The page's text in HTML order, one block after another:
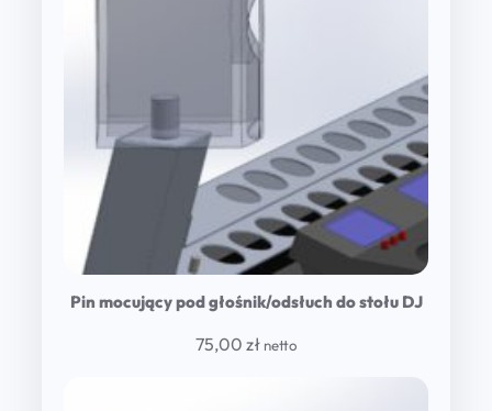
Pin mocujący pod głośnik/odsłuch do stołu DJ
75,00 zł netto